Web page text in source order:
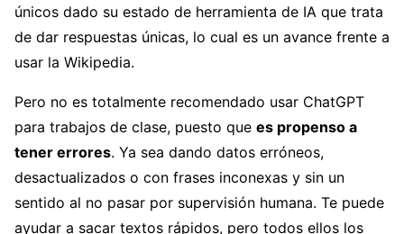
únicos dado su estado de herramienta de IA que trata
de dar respuestas únicas, lo cual es un avance frente a
usar la Wikipedia.
Pero no es totalmente recomendado usar ChatGPT
para trabajos de clase, puesto que es propenso a
tener errores. Ya sea dando datos erróneos,
desactualizados o con frases inconexas y sin un
sentido al no pasar por supervisión humana. Te puede
ayudar a sacar textos rápidos, pero todos ellos los